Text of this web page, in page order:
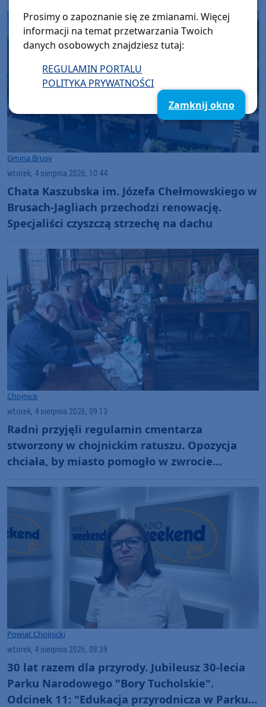
Gmina Brusy
wtorek, 4 sierpnia 2026, 10:44
Chata Kaszubska im. Józefa Chełmowskiego w
Brusach-Jagliach przechodzi renowację.
Specjaliści czyszczą strzechę na dachu
Chojnice
wtorek, 4 sierpnia 2026, 09:13
Radni przyjęli regulamin cmentarza
stworzony w chojnickim ratuszu. Opozycja
chciała, by miasto pomogło w zwrocie
Powiat Chojnicki
wtorek, 4 sierpnia 2026, 08:39
30 lat razem dla przyrody. Jubileusz 30-lecia
Parku Narodowego "Bory Tucholskie".
Odcinek 11: "Edukacja przyrodnicza w Parku
Prosimy o zapoznanie się ze zmianami. Więcej
informacji na temat przetwarzania Twoich
danych osobowych znajdziesz tutaj:
REGULAMIN PORTALU
POLITYKA PRYWATNOŚCI
Zamknij okno